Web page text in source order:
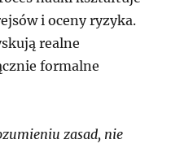
i oceny ryzyka.
realne
formalne
zasad, nie